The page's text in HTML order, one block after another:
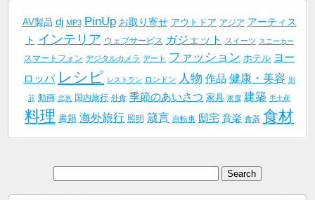
AV製品 dj MP3 PinUp お取り寄せ アウトドア アジア アーティス
ト インテリア ウェブサービス ガジェット スイーツ スニーカー
スマートフォン デジタルカメラ デート ファッション ホテル ヨー
ロッパ レシピ レストラン ロンドン 人物 作品 健康・美容 別
荘 動画 北米 国内旅行 外食 季節のあいさつ 家具 家電 建築 手土産
料理 書籍 海外旅行 照明 箴言 自転車 邸宅 音楽 食器 食材